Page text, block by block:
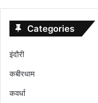
Categories
इंदौरी
कबीरधाम
कवर्धा